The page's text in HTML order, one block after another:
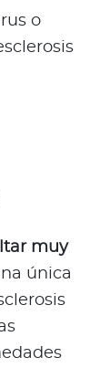
o
muy
única